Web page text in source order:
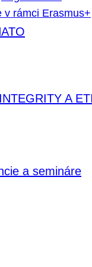
v rámci Erasmus+
A
a semináre